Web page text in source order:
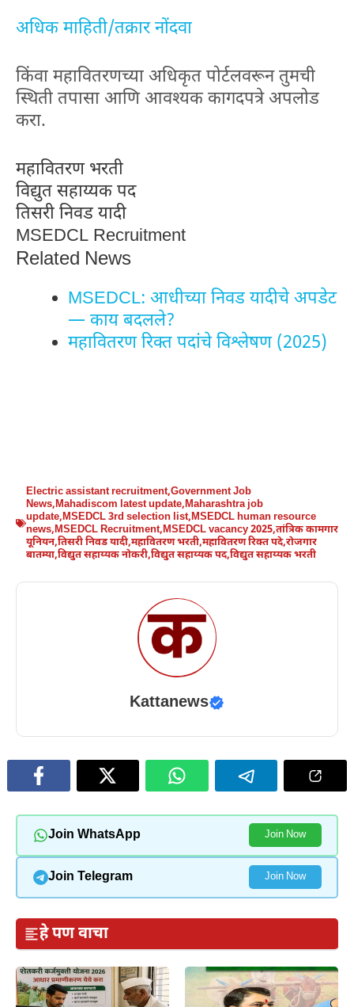
अधिक माहिती/तक्रार नोंदवा
किंवा महावितरणच्या अधिकृत पोर्टलवरून तुमची
स्थिती तपासा आणि आवश्यक कागदपत्रे अपलोड
करा.
महावितरण भरती
विद्युत सहाय्यक पद
तिसरी निवड यादी
MSEDCL Recruitment
Related News
MSEDCL: आधीच्या निवड यादीचे अपडेट
— काय बदलले?
महावितरण रिक्त पदांचे विश्लेषण (2025)
Electric assistant recruitment,Government Job
News,Mahadiscom latest update,Maharashtra job
update,MSEDCL 3rd selection list,MSEDCL human resource
news,MSEDCL Recruitment,MSEDCL vacancy 2025,तांत्रिक कामगार
यूनियन,तिसरी निवड यादी,महावितरण भरती,महावितरण रिक्त पदे,रोजगार
बातम्या,विद्युत सहाय्यक नोकरी,विद्युत सहाय्यक पद,विद्युत सहाय्यक भरती
Kattanews
Join WhatsApp Join Now
Join Telegram Join Now
हे पण वाचा